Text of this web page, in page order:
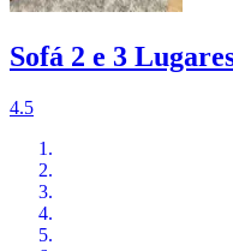
Sofá 2 e 3
4.5